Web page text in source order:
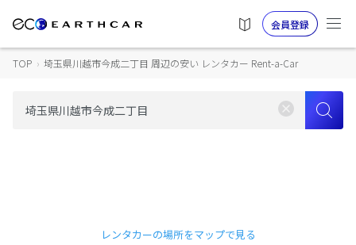
会員登録
TOP › 埼玉県川越市今成二丁目 周辺の安い レンタカー Rent-a-Car
レンタカーの場所をマップで見る